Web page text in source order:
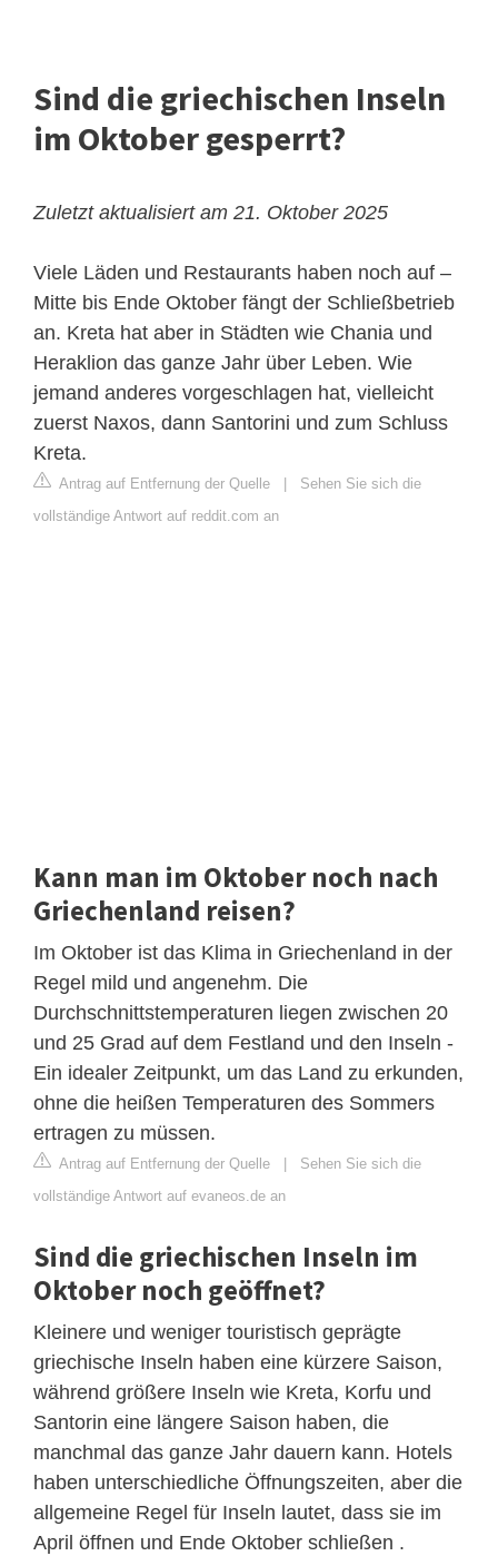
Sind die griechischen Inseln
im Oktober gesperrt?
Zuletzt aktualisiert am 21. Oktober 2025
Viele Läden und Restaurants haben noch auf –
Mitte bis Ende Oktober fängt der Schließbetrieb
an. Kreta hat aber in Städten wie Chania und
Heraklion das ganze Jahr über Leben. Wie
jemand anderes vorgeschlagen hat, vielleicht
zuerst Naxos, dann Santorini und zum Schluss
Kreta.
Antrag auf Entfernung der Quelle
Sehen Sie sich die
vollständige Antwort auf reddit.com an
Kann man im Oktober noch nach
Griechenland reisen?
Im Oktober ist das Klima in Griechenland in der
Regel mild und angenehm. Die
Durchschnittstemperaturen liegen zwischen 20
und 25 Grad auf dem Festland und den Inseln -
Ein idealer Zeitpunkt, um das Land zu erkunden,
ohne die heißen Temperaturen des Sommers
ertragen zu müssen.
Antrag auf Entfernung der Quelle
Sehen Sie sich die
vollständige Antwort auf evaneos.de an
Sind die griechischen Inseln im
Oktober noch geöffnet?
Kleinere und weniger touristisch geprägte
griechische Inseln haben eine kürzere Saison,
während größere Inseln wie Kreta, Korfu und
Santorin eine längere Saison haben, die
manchmal das ganze Jahr dauern kann. Hotels
haben unterschiedliche Öffnungszeiten, aber die
allgemeine Regel für Inseln lautet, dass sie im
April öffnen und Ende Oktober schließen .